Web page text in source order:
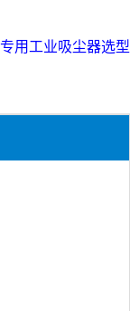
用工业吸尘器选型